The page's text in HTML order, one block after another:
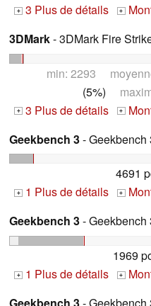
+ 3 Plus de détails +
3DMark- 3DMark Fire
min: 2293
(5%)
+ 3 Plus de détails +
Geekbench 3- Geekbench
4691
+ 1 Plus de détails +
Geekbench 3-
1969
+ 1 Plus de détails +